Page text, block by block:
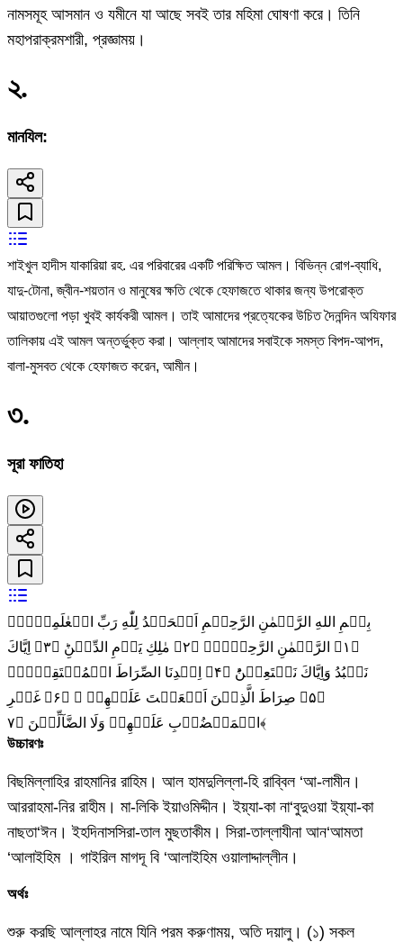
নামসমূহ আসমান ও যমীনে যা আছে সবই তার মহিমা ঘোষণা করে। তিনি
মহাপরাক্রমশারী, প্রজ্ঞাময়।
২.
মানযিল:
শাইখুল হাদীস যাকারিয়া রহ. এর পরিবারের একটি পরিক্ষিত আমল। বিভিন্ন রোগ-ব্যাধি,
যাদু-টোনা, জ্বীন-শয়তান ও মানুষের ক্ষতি থেকে হেফাজতে থাকার জন্য উপরোক্ত
আয়াতগুলো পড়া খুবই কার্যকরী আমল। তাই আমাদের প্রত্যেকের উচিত দৈনন্দিন অযিফার
তালিকায় এই আমল অন্তর্ভুক্ত করা। আল্লাহ আমাদের সবাইকে সমস্ত বিপদ-আপদ,
বালা-মুসবত থেকে হেফাজত করেন, আমীন।
৩.
সূরা ফাতিহা
بِسۡمِ اللهِ الرَّحۡمٰنِ الرَّحِيۡمِ اَلۡحَمۡدُ لِلّٰهِ رَبِّ الۡعٰلَمِيۡنَۙ‏
﴿۱﴾ الرَّحۡمٰنِ الرَّحِيۡمِۙ‏ ﴿۲﴾ مٰلِكِ يَوۡمِ الدِّيۡنِؕ‏ ﴿۳﴾ اِيَّاكَ
نَعۡبُدُ وَاِيَّاكَ نَسۡتَعِيۡنُؕ‏ ﴿۴﴾ اِهۡدِنَا الصِّرَاطَ الۡمُسۡتَقِيۡمَۙ‏
﴿۵﴾ صِرَاطَ الَّذِيۡنَ اَنۡعَمۡتَ عَلَيۡهِمۡ ۙ‏ ﴿۶﴾ غَيۡرِ
الۡمَغۡضُوۡبِ عَلَيۡهِمۡ وَلَا الضَّآلِّيۡنَ‏ ﴿۷﴾
উচ্চারণঃ
বিছমিল্লাহির রাহমানির রাহিম। আল হামদুলিল্লা-হি রাব্বিল ‘আ-লামীন।
আররাহমা-নির রাহীম। মা-লিকি ইয়াওমিদ্দীন। ইয়্যা-কা না‘বুদুওয়া ইয়্যা-কা
নাছতা‘ঈন। ইহদিনাসসিরা-তাল মুছতাকীম। সিরা-তাল্লাযীনা আন‘আমতা
‘আলাইহিম । গাইরিল মাগদূ বি ‘আলাইহিম ওয়ালাদ্দাল্লীন।
অর্থঃ
শুরু করছি আল্লাহর নামে যিনি পরম করুণাময়, অতি দয়ালু। (১) সকল